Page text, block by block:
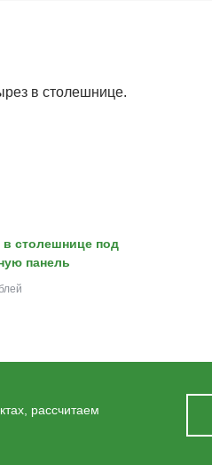
в столешнице.
столешнице под
панель
рассчитаем